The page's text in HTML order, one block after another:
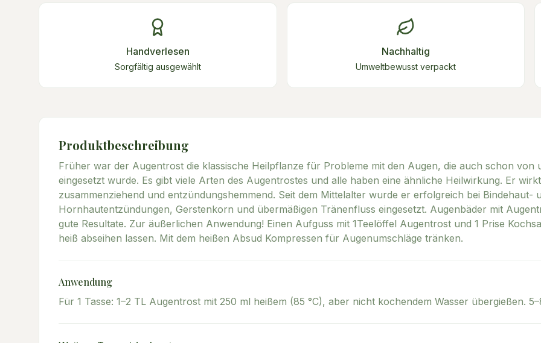
Handverlesen
Sorgfältig ausgewählt
Nachhaltig
Umweltbewusst verpackt
Produktbeschreibung
Früher war der Augentrost die klassische Heilpflanze für Probleme mit den Augen, die auch schon
eingesetzt wurde. Es gibt viele Arten des Augentrostes und alle haben eine ähnliche Heilwirkung. Er
zusammenziehend und entzündungshemmend. Seit dem Mittelalter wurde er erfolgreich bei
Hornhautentzündungen, Gerstenkorn und übermäßigen Tränenfluss eingesetzt. Augenbäder mit
gute Resultate. Zur äußerlichen Anwendung! Einen Aufguss mit 1Teelöffel Augentrost und 1 Prise
heiß abseihen lassen. Mit dem heißen Absud Kompressen für Augenumschläge tränken.
Anwendung
Für 1 Tasse: 1–2 TL Augentrost mit 250 ml heißem (85 °C), aber nicht kochendem Wasser übergießen.